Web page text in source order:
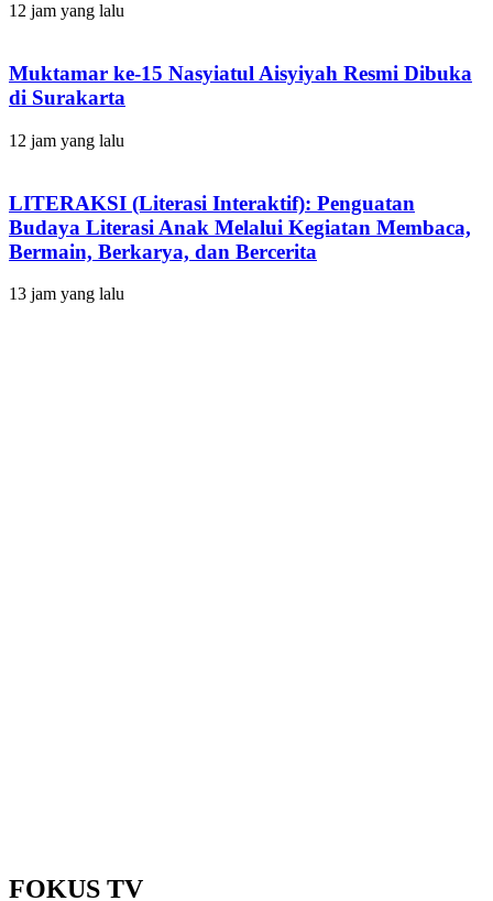
12 jam yang lalu
Muktamar ke-15 Nasyiatul Aisyiyah Resmi Dibuka
di Surakarta
12 jam yang lalu
LITERAKSI (Literasi Interaktif): Penguatan
Budaya Literasi Anak Melalui Kegiatan Membaca,
Bermain, Berkarya, dan Bercerita
13 jam yang lalu
FOKUS TV